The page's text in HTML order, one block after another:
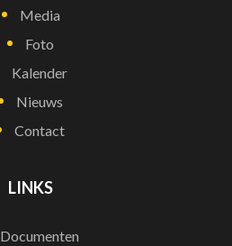
Media
Foto
Kalender
Nieuws
Contact
LINKS
Documenten